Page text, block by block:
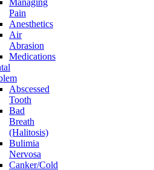
Managing
Pain
Anesthetics
Air
Abrasion
Medications
Abscessed
Tooth
Bad
Breath
(Halitosis)
Bulimia
Nervosa
Canker/Cold